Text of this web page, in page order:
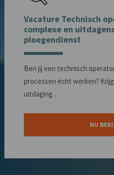
Vacature Technisch
complexe en
ploegendienst
Ben jij een technisch
processen écht werken?
uitdaging ..
NU